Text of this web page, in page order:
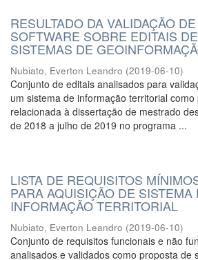
RESULTADO DA VALIDAÇÃO
SOFTWARE SOBRE EDITAIS
SISTEMAS DE
Nubiato, Everton Leandro (2019-06-10)
Conjunto de editais analisados para
um sistema de informação territorial
relacionada à dissertação de mestrado
de 2018 a julho de 2019 no programa ...
LISTA DE REQUISITOS
PARA AQUISIÇÃO DE SISTEMA
INFORMAÇÃO TERRITORIAL
Nubiato, Everton Leandro (2019-06-10)
Conjunto de requisitos funcionais e não
analisados e validados como proposta de